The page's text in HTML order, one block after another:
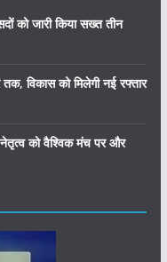
को जारी किया सख्त तीन
विकास को मिलेगी नई रफ्तार
को वैश्विक मंच पर और